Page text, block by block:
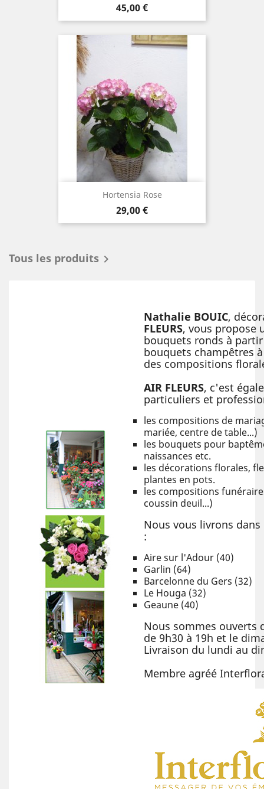
Prix
45,00 €
Hortensia Rose
Prix
29,00 €
Tous les produits 
Nathalie BOUIC,
FLEURS, vous propose
bouquets ronds à
bouquets champêtres
des compositions
AIR FLEURS, c'est
particuliers et
les compositions de
mariée, centre de table...)
les bouquets pour
naissances etc.
les décorations florales,
plantes en pots.
les compositions
coussin deuil...)
Nous vous livrons
:
Aire sur l'Adour (40)
Garlin (64)
Barcelonne du Gers (32)
Le Houga (32)
Geaune (40)
Nous sommes ouverts
de 9h30 à 19h et le
Livraison du lundi au
Membre agréé